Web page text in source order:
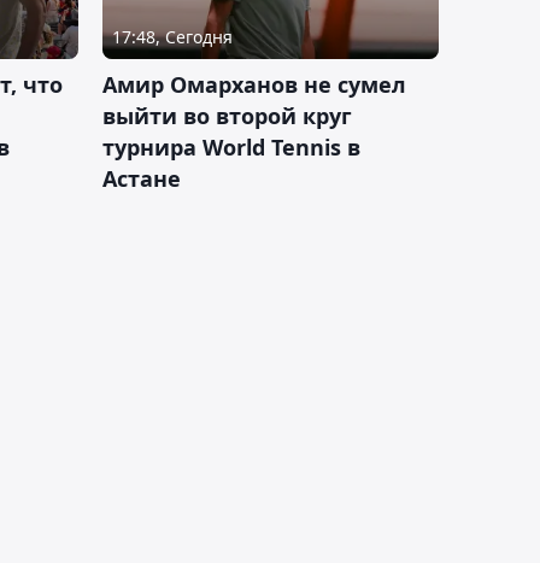
что
17:48, Сегодня
Амир Омарханов не сумел
выйти во второй круг
турнира World Tennis в
Астане